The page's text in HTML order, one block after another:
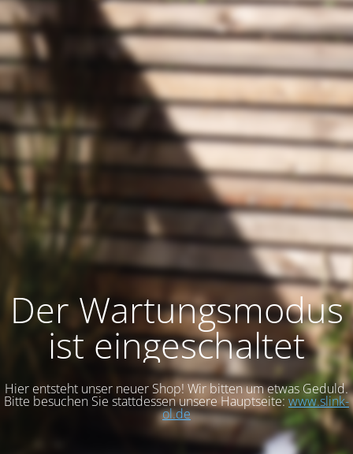
Der Wartungsmodus
ist eingeschaltet
Hier entsteht unser neuer Shop! Wir bitten um etwas Geduld.
Bitte besuchen Sie stattdessen unsere Hauptseite: www.slink-
ol.de